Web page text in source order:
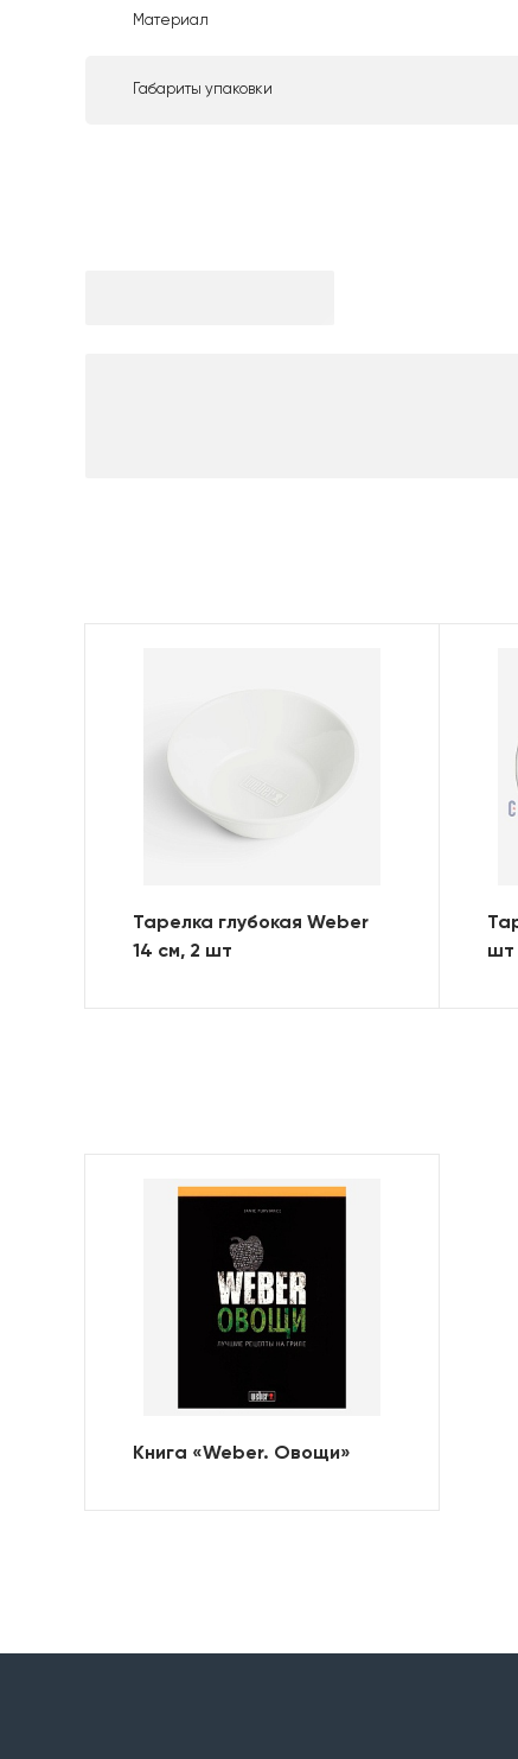
Материал
Габариты упаковки
Тарелка глубокая Weber
14 см, 2 шт
шт
Книга «Weber. Овощи»